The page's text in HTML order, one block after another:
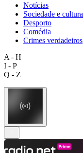
Notícias
Sociedade e cultura
Desporto
Comédia
Crimes verdadeiros
A - H
I - P
Q - Z